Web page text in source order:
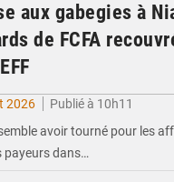
aux gabegies à
de FCFA
2026
Publié à 10h11
avoir tourné pour les
payeurs dans…